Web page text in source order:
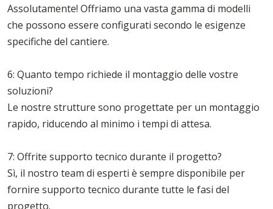
Assolutamente! Offriamo una vasta gamma di modelli
che possono essere configurati secondo le esigenze
specifiche del cantiere.
6: Quanto tempo richiede il montaggio delle vostre
soluzioni?
Le nostre strutture sono progettate per un montaggio
rapido, riducendo al minimo i tempi di attesa.
7: Offrite supporto tecnico durante il progetto?
Sì, il nostro team di esperti è sempre disponibile per
fornire supporto tecnico durante tutte le fasi del
progetto.